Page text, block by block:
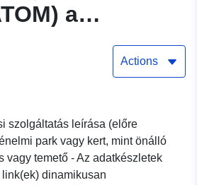
a
Műemléki
Actions
szolgáltatás leírása (előre
park vagy kert, mint önálló
vagy temető - Az adatkészletek
dinamikusan